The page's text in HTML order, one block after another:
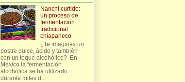
Nanchi curtido:
un proceso de
fermentación
tradicional
chiapaneco
¿Te imaginas un
postre dulce, ácido y también
con un toque alcohólico? En
México la fermentación
alcohólica se ha utilizado
durante miles d...